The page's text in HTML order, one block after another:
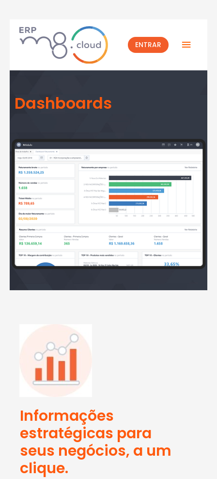
ENTRAR
Dashboards
Informações
estratégicas para
seus negócios, a um
clique.